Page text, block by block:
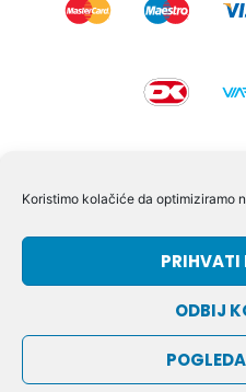
Koristimo kolačiće da optimiziramo
PRIHVATI
ODBIJ
Volmersvej 11
+45
CVR